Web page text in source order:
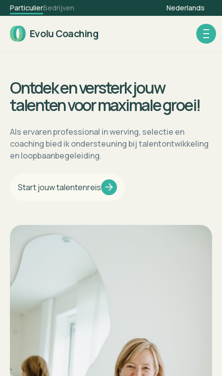
ParticulierBedrijven Nederlands
Evolu Coaching
Ontdek en versterk jouw
talenten voor maximale groei!
Als ervaren professional in werving, selectie en
coaching bied ik ondersteuning bij talentontwikkeling
en loopbaanbegeleiding.
Start jouw talentenreis